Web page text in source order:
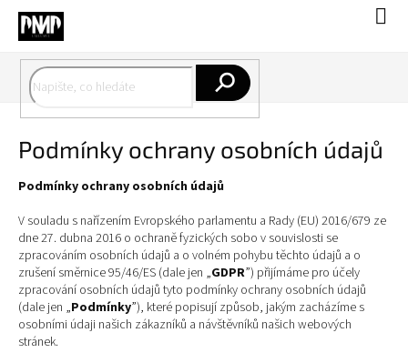
Přejít
obsah
Podmínky ochrany osobních údajů
Podmínky ochrany osobních údajů
V souladu s nařízením Evropského parlamentu a Rady (EU) 2016/679 ze
dne 27. dubna 2016 o ochraně fyzických sobo v souvislosti se
zpracováním osobních údajů a o volném pohybu těchto údajů a o
zrušení směrnice 95/46/ES (dale jen „GDPR”) přijímáme pro účely
zpracování osobních údajů tyto podmínky ochrany osobních údajů
(dale jen „Podmínky”), které popisují způsob, jakým zacházíme s
osobními údaji našich zákazníků a návštěvníků našich webových
stránek.